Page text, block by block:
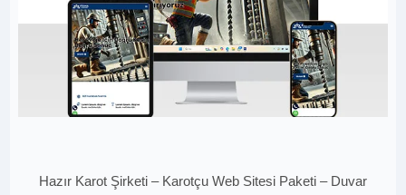
Hazır Karot Şirketi – Karotçu Web Sitesi Paketi – Duvar